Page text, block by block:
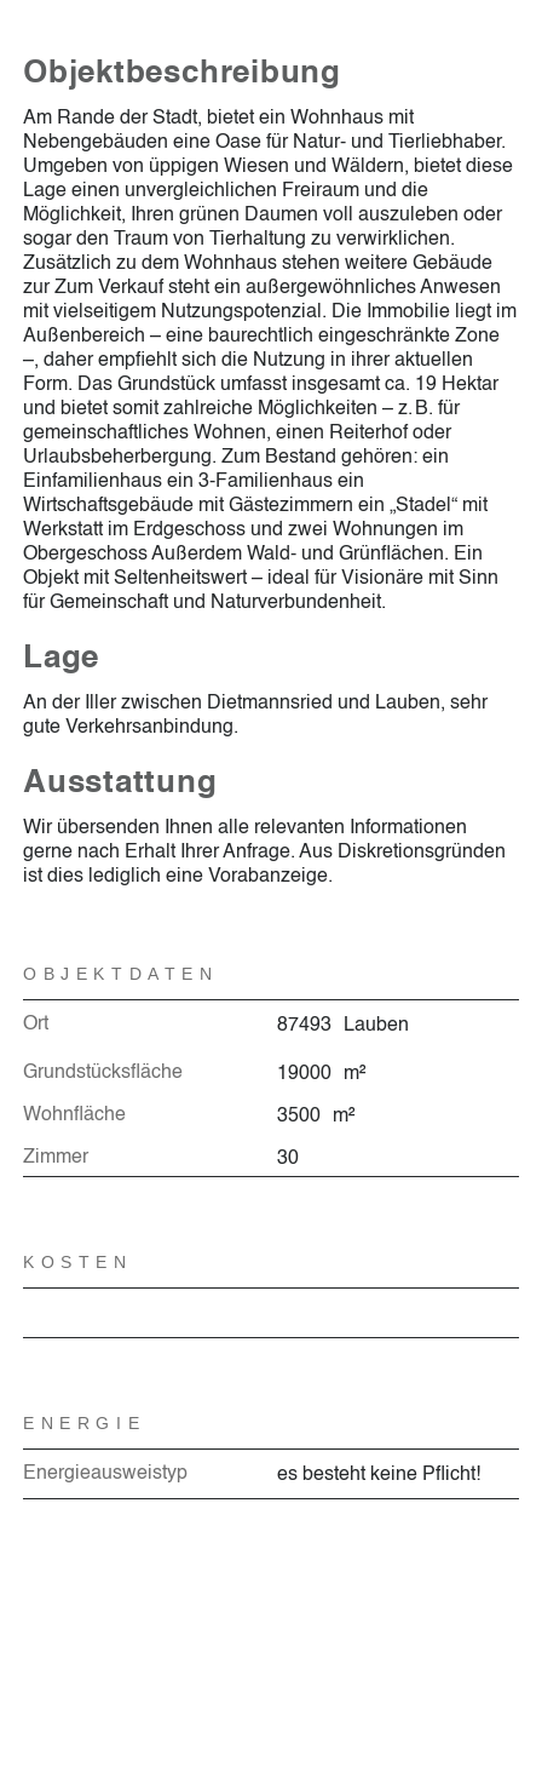
Objektbeschreibung
Am Rande der Stadt, bietet ein Wohnhaus mit
Nebengebäuden eine Oase für Natur- und Tierliebhaber.
Umgeben von üppigen Wiesen und Wäldern, bietet diese
Lage einen unvergleichlichen Freiraum und die
Möglichkeit, Ihren grünen Daumen voll auszuleben oder
sogar den Traum von Tierhaltung zu verwirklichen.
Zusätzlich zu dem Wohnhaus stehen weitere Gebäude
zur Zum Verkauf steht ein außergewöhnliches Anwesen
mit vielseitigem Nutzungspotenzial. Die Immobilie liegt im
Außenbereich – eine baurechtlich eingeschränkte Zone
–, daher empfiehlt sich die Nutzung in ihrer aktuellen
Form. Das Grundstück umfasst insgesamt ca. 19 Hektar
und bietet somit zahlreiche Möglichkeiten – z. B. für
gemeinschaftliches Wohnen, einen Reiterhof oder
Urlaubsbeherbergung. Zum Bestand gehören: ein
Einfamilienhaus ein 3-Familienhaus ein
Wirtschaftsgebäude mit Gästezimmern ein „Stadel“ mit
Werkstatt im Erdgeschoss und zwei Wohnungen im
Obergeschoss Außerdem Wald- und Grünflächen. Ein
Objekt mit Seltenheitswert – ideal für Visionäre mit Sinn
für Gemeinschaft und Naturverbundenheit.
Lage
An der Iller zwischen Dietmannsried und Lauben, sehr
gute Verkehrsanbindung.
Ausstattung
Wir übersenden Ihnen alle relevanten Informationen
gerne nach Erhalt Ihrer Anfrage. Aus Diskretionsgründen
ist dies lediglich eine Vorabanzeige.
OBJEKTDATEN
Ort 87493 Lauben
Grundstücksfläche 19000 m²
Wohnfläche 3500 m²
Zimmer 30
KOSTEN
ENERGIE
Energieausweistyp es besteht keine Pflicht!